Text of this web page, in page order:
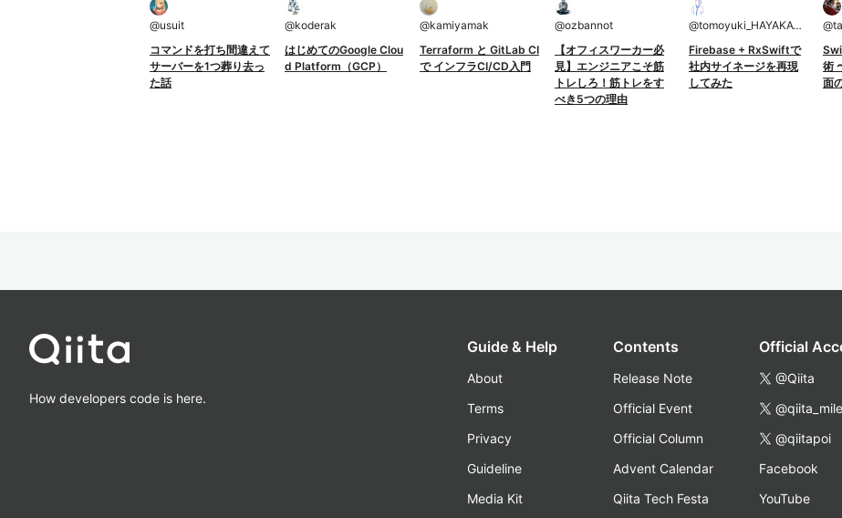
@usuit
コマンドを打ち間違えて
サーバーを1つ葬り去っ
た話
@koderak
はじめてのGoogle Clou
d Platform（GCP）
@kamiyamak
Terraform と GitLab CI
で インフラCI/CD入門
@ozbannot
【オフィスワーカー必
見】エンジニアこそ筋
トレしろ！筋トレをす
べき5つの理由
@tomoyuki_HAYAKAWA
Firebase + RxSwiftで
社内サイネージを再現
してみた
@
術
面
How developers code is here.
Guide & Help
About
Terms
Privacy
Guideline
Media Kit
Contents
Release Note
Official Event
Official Column
Advent Calendar
Qiita Tech Festa
Official
@Qiita
@qiitapoi
Facebook
YouTube